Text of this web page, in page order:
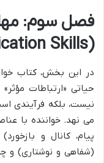
فصل سوم:
(Communication Skills)
در این بخش، کتاب
حیاتی «ارتباطات
نیست، بلکه فرآیندی
می نهد. خواننده با
پیام، کانال و
(شفاهی و نوشتاری) و